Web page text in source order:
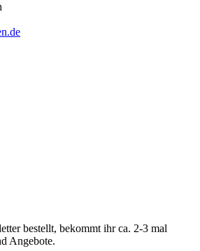
bestellt, bekommt ihr ca. 2-3 mal
Angebote.